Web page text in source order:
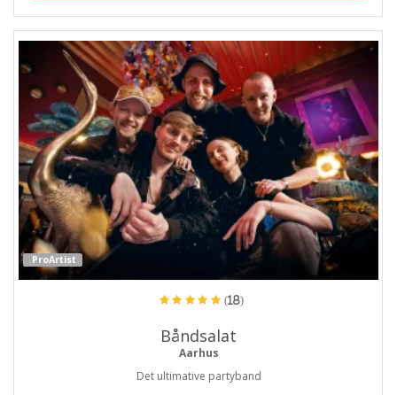
ProArtist
(18)
Båndsalat
Aarhus
Det ultimative partyband